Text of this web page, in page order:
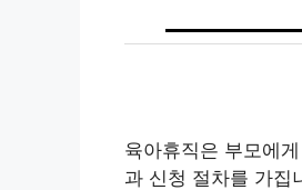
육아휴직은 부모에
과 신청 절차를 가집